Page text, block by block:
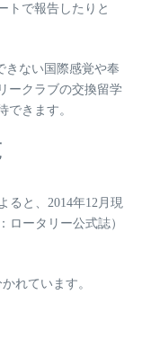
トで報告したりと
きない国際感覚や奉
ークラブの交換留学
できます。
ると、2014年12月現
ロータリー公式誌）
れています。